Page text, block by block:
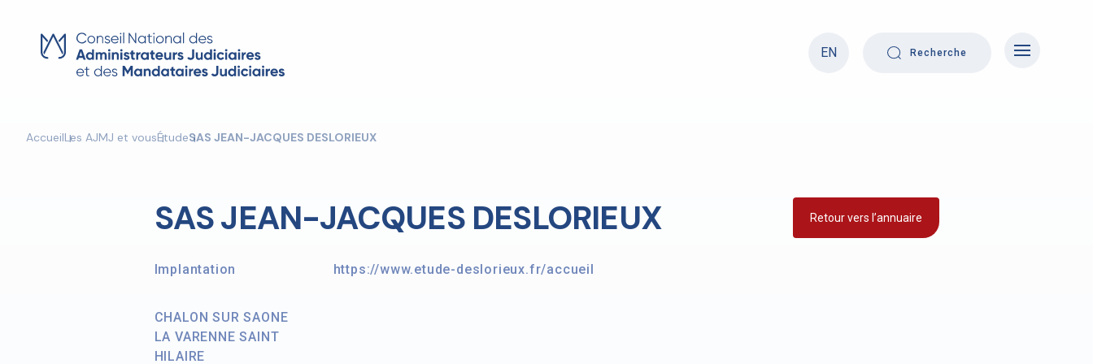
content
EN
Recherche
AccueilLes AJMJ et vousÉtudeSAS JEAN-JACQUES DESLORIEUX
SAS JEAN-JACQUES DESLORIEUX Retour vers l’annuaire
Implantation
CHALON SUR SAONE
LA VARENNE SAINT
HILAIRE
https://www.etude-deslorieux.fr/accueil